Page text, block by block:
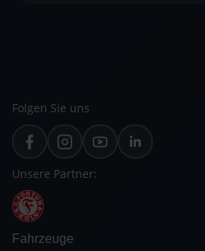
Folgen Sie uns
Unsere Partner:
Fahrzeuge